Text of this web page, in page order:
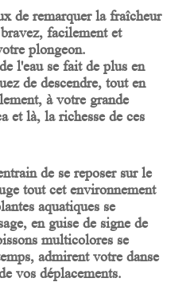
de remarquer la fraîcheur
facilement et
plongeon.
l'eau se fait de plus en
de descendre, tout en
à votre grande
et là, la richesse de ces
de se reposer sur le
tout cet environnement
aquatiques se
en guise de signe de
multicolores se
admirent votre danse
vos déplacements.